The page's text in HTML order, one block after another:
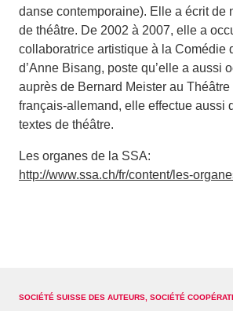
danse contemporaine). Elle a écrit de
de théâtre. De 2002 à 2007, elle a
collaboratrice artistique à la Comédie
d’Anne Bisang, poste qu’elle a aussi
auprès de Bernard Meister au
français-allemand, elle effectue aussi
textes de théâtre.
Les organes de la SSA:
http://www.ssa.ch/fr/content/les-
SOCIÉTÉ SUISSE DES AUTEURS, SOCIÉTÉ